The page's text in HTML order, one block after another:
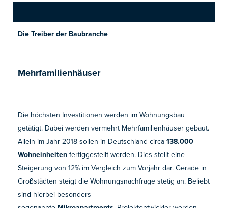
Die Treiber der Baubranche
Mehrfamilienhäuser
Die höchsten Investitionen werden im Wohnungsbau
getätigt. Dabei werden vermehrt Mehrfamilienhäuser gebaut.
Allein im Jahr 2018 sollen in Deutschland circa 138.000
Wohneinheiten fertiggestellt werden. Dies stellt eine
Steigerung von 12% im Vergleich zum Vorjahr dar. Gerade in
Großstädten steigt die Wohnungsnachfrage stetig an. Beliebt
sind hierbei besonders